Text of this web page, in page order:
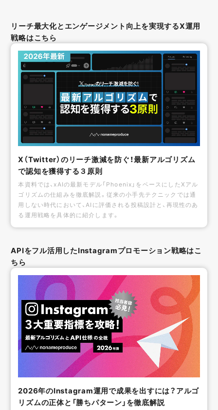
リーチ最大化とエンゲージメント向上を実現するX運用
戦略はこちら
X（Twitter）のリーチ激減を防ぐ！最新アルゴリズム
で認知を獲得する３原則
本資料では、xAIの最新モデル「Phoenix」をベースにしたXアル
ゴリズムの仕組みを徹底解説。従来の小手先テクニックでは通
用しない時代において、AIに評価される投稿設計と、再現性のあ
る運用戦略を具体的に紹介します。
APIをフル活用したInstagramプロモーション戦略はこ
ちら
2026年のInstagram運用で成果を出すには？アルゴ
リズムの正体と「勝ちパターン」を徹底解説